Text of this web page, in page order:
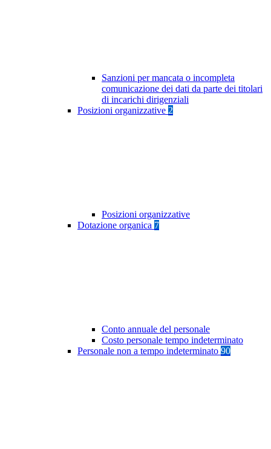
Sanzioni per mancata o incompleta
comunicazione dei dati da parte dei titolari
di incarichi dirigenziali
Posizioni organizzative 2
Posizioni organizzative
Dotazione organica 7
Conto annuale del personale
Costo personale tempo indeterminato
Personale non a tempo indeterminato 90